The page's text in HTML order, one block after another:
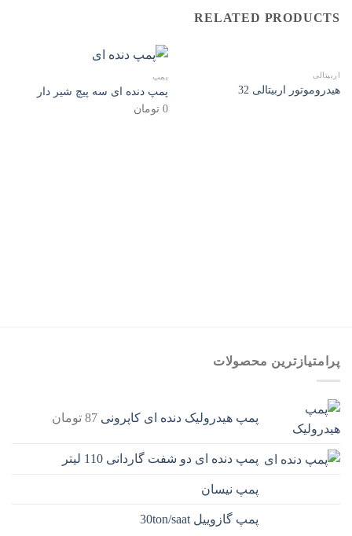
RELATED PRODUCTS
اربیتالی
هیدروموتور اربیتالی 32
پمپ
پمپ دنده ای سه پیچ شیر دار
0 تومان
پرامتیازترین محصولات
پمپ هیدرولیک دنده ای کاپرونی 87 تومان
پمپ دنده ای دو شفت گاردانی 110 لیتر
پمپ نیسان
پمپ گازوییل 30ton/saat